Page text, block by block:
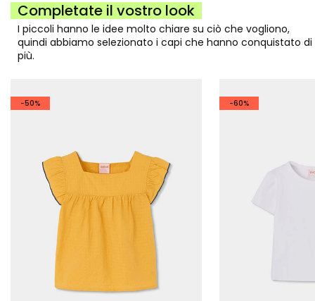
Completate il vostro look
I piccoli hanno le idee molto chiare su ciò che vogliono,
quindi abbiamo selezionato i capi che hanno conquistato di
più.
-50% -60%